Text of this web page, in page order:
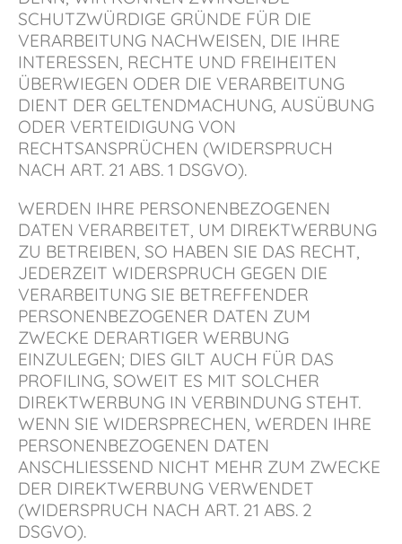
SCHUTZWÜRDIGE GRÜNDE FÜR DIE
VERARBEITUNG NACHWEISEN, DIE IHRE
INTERESSEN, RECHTE UND FREIHEITEN
ÜBERWIEGEN ODER DIE VERARBEITUNG
DIENT DER GELTENDMACHUNG, AUSÜBUNG
ODER VERTEIDIGUNG VON
RECHTSANSPRÜCHEN (WIDERSPRUCH
NACH ART. 21 ABS. 1 DSGVO).
WERDEN IHRE PERSONENBEZOGENEN
DATEN VERARBEITET, UM DIREKTWERBUNG
ZU BETREIBEN, SO HABEN SIE DAS RECHT,
JEDERZEIT WIDERSPRUCH GEGEN DIE
VERARBEITUNG SIE BETREFFENDER
PERSONENBEZOGENER DATEN ZUM
ZWECKE DERARTIGER WERBUNG
EINZULEGEN; DIES GILT AUCH FÜR DAS
PROFILING, SOWEIT ES MIT SOLCHER
DIREKTWERBUNG IN VERBINDUNG STEHT.
WENN SIE WIDERSPRECHEN, WERDEN IHRE
PERSONENBEZOGENEN DATEN
ANSCHLIESSEND NICHT MEHR ZUM ZWECKE
DER DIREKTWERBUNG VERWENDET
(WIDERSPRUCH NACH ART. 21 ABS. 2
DSGVO).